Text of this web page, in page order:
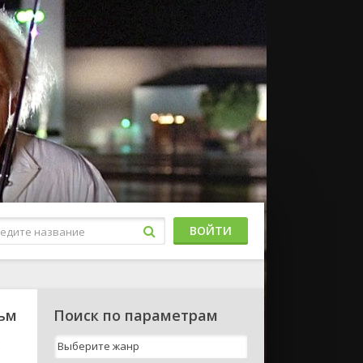
ВОЙТИ
Поиск по параметрам